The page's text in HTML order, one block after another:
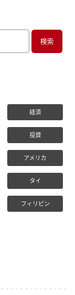
経済
投資
アメリカ
タイ
フィリピン